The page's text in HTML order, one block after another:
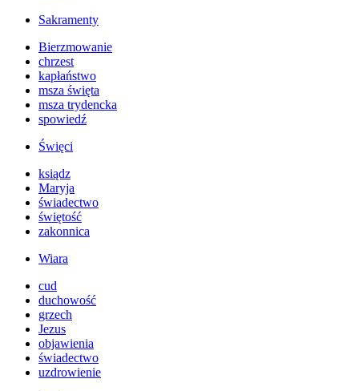
Sakramenty
Bierzmowanie
chrzest
kapłaństwo
msza święta
msza trydencka
spowiedź
Święci
ksiądz
Maryja
świadectwo
świętość
zakonnica
Wiara
cud
duchowość
grzech
Jezus
objawienia
świadectwo
uzdrowienie